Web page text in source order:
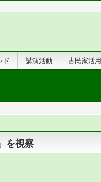
ド 講演活動 古民家活用
を視察